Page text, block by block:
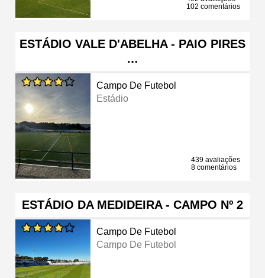
102 comentários
ESTÁDIO VALE D'ABELHA - PAIO PIRES
…
Campo De Futebol
Estádio
439 avaliações
8 comentários
ESTÁDIO DA MEDIDEIRA - CAMPO Nº 2
Campo De Futebol
Campo De Futebol